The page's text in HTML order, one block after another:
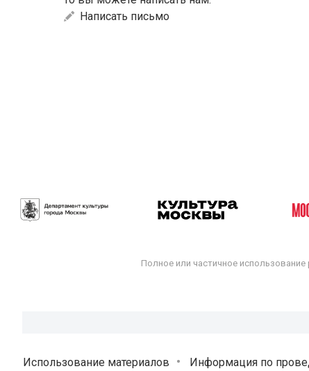
Написать письмо
Полное или частичное
Использование материалов Информация по